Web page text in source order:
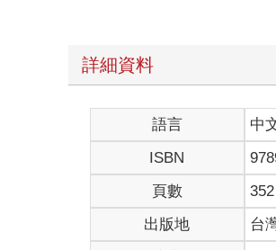
回想起來，我從來沒看過父親
在我小時候他就是這樣的人，
比如說，如果出現想趁他人的
他沒有任何影響力，不過或許
只是父親能發揮力量的狀況
之類的事情。
在我小時候他就是這樣的人，
〈自由的座位〉
詳細資料
語言 中
ISBN
頁數
352
出版地
台